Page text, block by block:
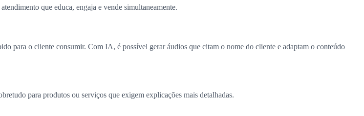
que educa, engaja e vende simultaneamente.
para o cliente consumir. Com IA, é possível gerar áudios que citam o nome do cliente e adaptam o conteúdo
para produtos ou serviços que exigem explicações mais detalhadas.